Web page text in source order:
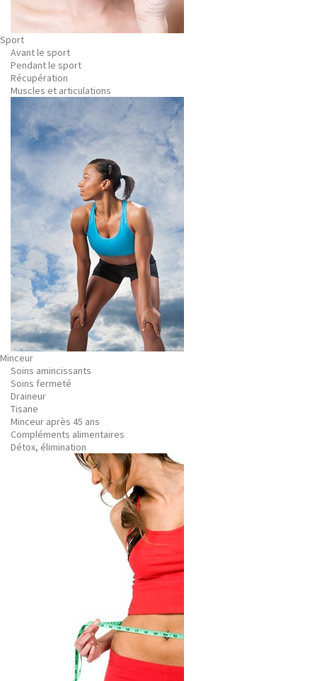
Sport
Avant le sport
Pendant le sport
Récupération
Muscles et articulations
Minceur
Soins amincissants
Soins fermeté
Draineur
Tisane
Minceur après 45 ans
Compléments alimentaires
Détox, élimination